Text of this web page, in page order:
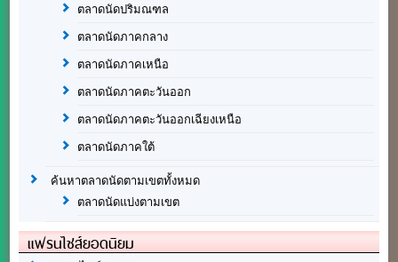
ตลาดนัดปริมณฑล
ตลาดนัดภาคกลาง
ตลาดนัดภาคเหนือ
ตลาดนัดภาคตะวันออก
ตลาดนัดภาคตะวันออกเฉียงเหนือ
ตลาดนัดภาคใต้
ค้นหาตลาดนัดตามเขตทั้งหมด
ตลาดนัดแบ่งตามเขต
แฟรนไชส์ยอดนิยม